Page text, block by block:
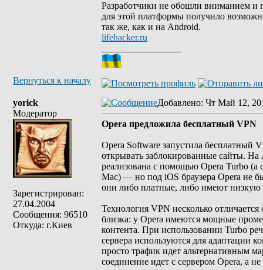
Разработчики не обошли вниманием и
для этой платформы получило
так же, как и на Android.
lifehacker.ru
Вернуться к началу
yorick
Модератор
Зарегистрирован:
27.04.2004
Сообщения: 96510
Откуда: г.Киев
Добавлено: Чт Май 12,
Opera предложила бесплатный VPN
Opera Software запустила бесплатный
открывать заблокированные сайты.
реализована с помощью Opera Turbo
Mac) — но под iOS браузера Opera не
они либо платные, либо имеют низкую
Технология VPN несколько
близка: у Opera имеются мощные
контента. При использовании Turbo
сервера используются для адаптации
просто трафик идет альтернативным
соединение идет с сервером Opera, а